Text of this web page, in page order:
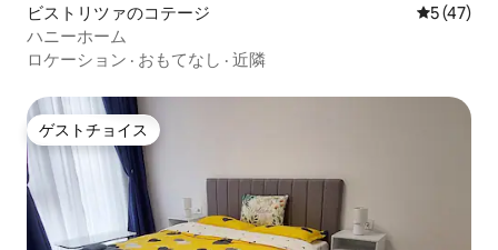
ビストリツァのコテージ レビュー
5 (47)
ハニーホーム
ロケーション · おもてなし · 近隣
ゲストチョイス
ゲストチョイス